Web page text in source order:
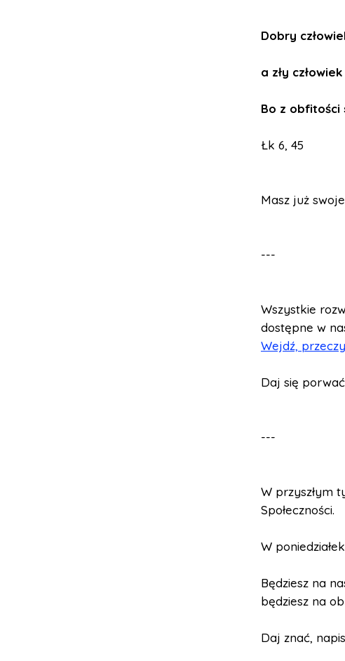
Dobry
a zły
Bo z obfitości
Łk 6, 45
Masz już
---
Wszystkie
dostępne w
Wejdź,
Daj się
---
W przyszłym
Społeczności.
W
Będziesz na
będziesz na
Daj znać,